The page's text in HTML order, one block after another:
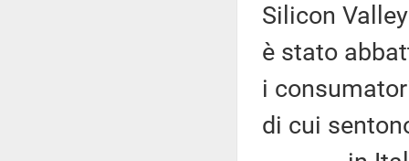
Silicon
è stato
i
di cui